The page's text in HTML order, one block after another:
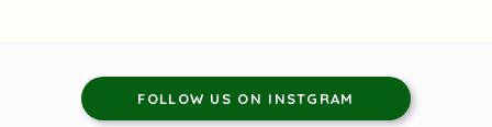
FOLLOW US ON INSTGRAM